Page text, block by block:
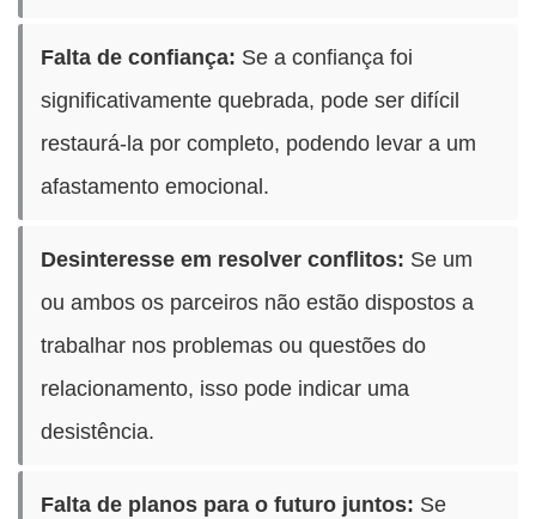
Falta de confiança: Se a confiança foi
significativamente quebrada, pode ser difícil
restaurá-la por completo, podendo levar a um
afastamento emocional.
Desinteresse em resolver conflitos: Se um
ou ambos os parceiros não estão dispostos a
trabalhar nos problemas ou questões do
relacionamento, isso pode indicar uma
desistência.
Falta de planos para o futuro juntos: Se